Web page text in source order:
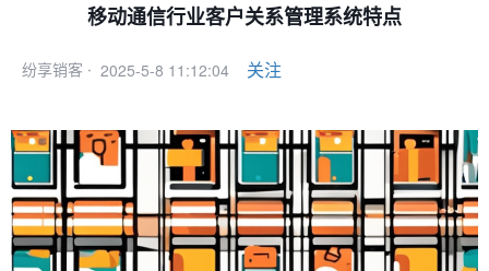
移动通信行业客户关系管理系统特点
纷享销客 · 2025-5-8 11:12:04 关注